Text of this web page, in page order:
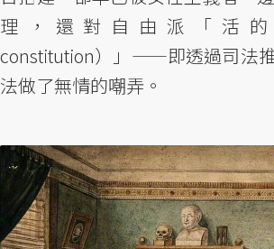
理，還對自由派「活的
constitution）」——即透過司法
法做了無情的嘲弄。